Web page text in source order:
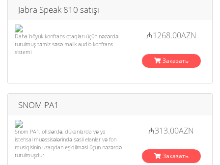
Jabra Speak 810 satışı
Daha böyük konfrans otaqları üçün nəzərdə
tutulmuş təmiz səsə malik audio konfrans
sistemi
₼1268.00AZN
Заказать
SNOM PA1
Snom PA1, ofislərdə, dükanlarda və ya
istehsal müəssisələrində səsli elanlar və fon
musiqisinin uzaqdan eşidilməsi üçün nəzərdə
tutulmuşdur.
₼313.00AZN
Заказать